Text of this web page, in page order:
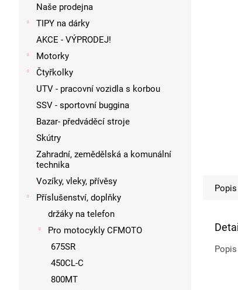
Naše prodejna
TIPY na dárky
AKCE - VÝPRODEJ!
Motorky
Čtyřkolky
UTV - pracovní vozidla s korbou
SSV - sportovní buggina
Bazar- předváděcí stroje
Skútry
Zahradní, zemědělská a komunální
technika
Vozíky, vleky, přívěsy
Příslušenství, doplňky
držáky na telefon
Pro motocykly CFMOTO
675SR
450CL-C
800MT
Popis